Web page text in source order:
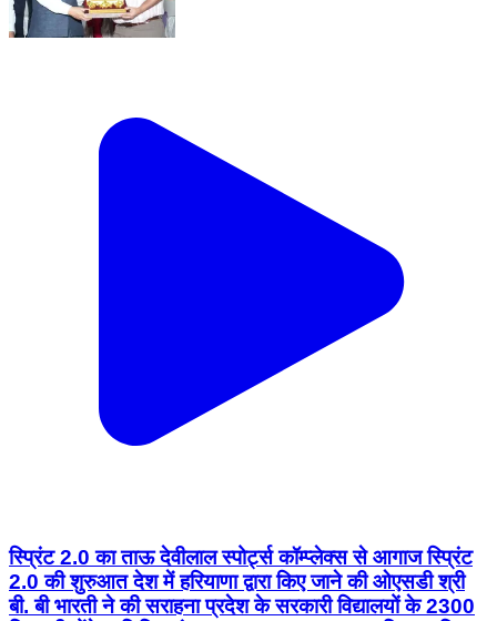
स्प्रिंट 2.0 का ताऊ देवीलाल स्पोर्ट्स कॉम्प्लेक्स से आगाज स्प्रिंट
2.0 की शुरुआत देश में हरियाणा द्वारा किए जाने की ओएसडी श्री
बी. बी भारती ने की सराहना प्रदेश के सरकारी विद्यालयों के 2300